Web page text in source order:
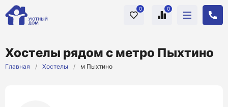
0 0
Хостелы рядом с метро Пыхтино
Главная / Хостелы / м Пыхтино